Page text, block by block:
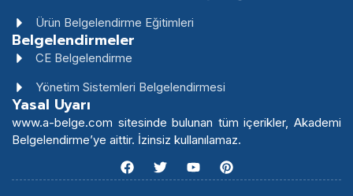
Ürün Belgelendirme Eğitimleri
Belgelendirmeler
CE Belgelendirme
Yönetim Sistemleri Belgelendirmesi
Yasal Uyarı
www.a-belge.com sitesinde bulunan tüm içerikler, Akademi
Belgelendirme’ye aittir. İzinsiz kullanılamaz.